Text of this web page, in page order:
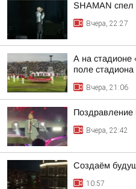
SHAMAN
Вчера, 22:27
А на стадионе
поле
Вчера, 21:06
Поздравление
Вчера, 22:42
Создаём
10:57